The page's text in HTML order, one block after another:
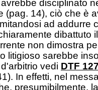
disciplinato
(pag. 14), ciò che è
ad addurre
dibattuto
non dimostra
litigioso sarebbe
vedi DTF
In effetti, nel
presumibilmente,